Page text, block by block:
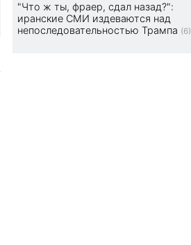
"Что ж ты, фраер, сдал назад?":
иранские СМИ издеваются над
непоследовательностью Трампа (6)